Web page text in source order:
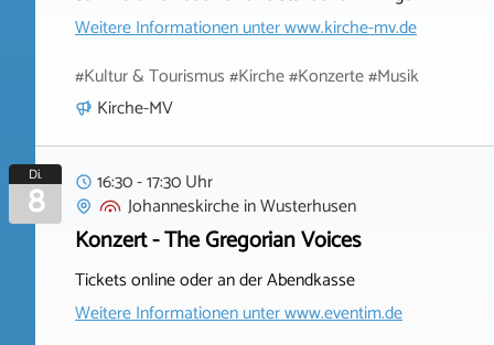
Weitere Informationen unterwww.kirche-mv.de
#Kultur & Tourismus #Kirche #Konzerte #Musik
Kirche-MV
Di.
8
16:30 - 17:30 Uhr
JohanneskircheinWusterhusen
Konzert - The Gregorian Voices
Tickets online oder an der Abendkasse
Weitere Informationen unterwww.eventim.de